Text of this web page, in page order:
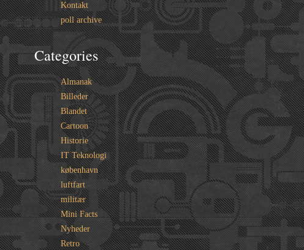
Kontakt
poll archive
Categories
Almanak
Billeder
Blandet
Cartoon
Historie
IT Teknologi
københavn
luftfart
militær
Mini Facts
Nyheder
Retro